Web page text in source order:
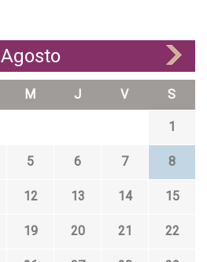
Agosto
M J V S
1
5 6 7 8
12 13 14 15
19 20 21 22